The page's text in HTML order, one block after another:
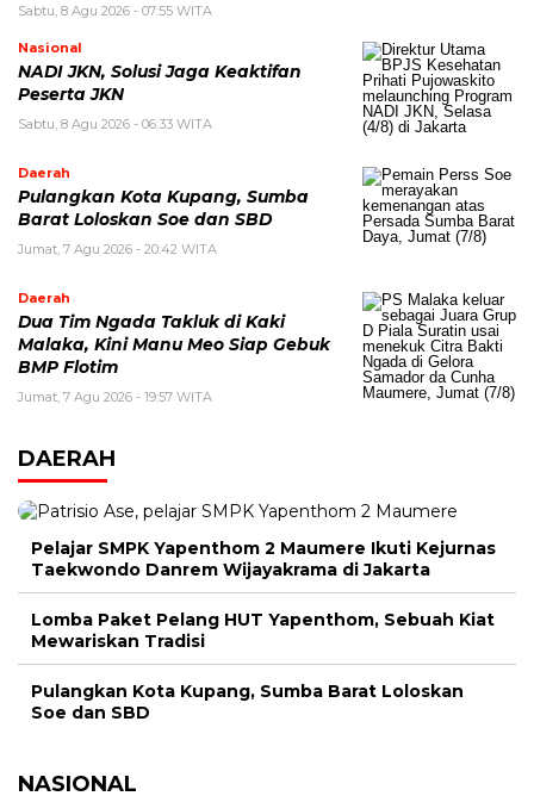
Sabtu, 8 Agu 2026 - 07:55 WITA
Nasional
NADI JKN, Solusi Jaga Keaktifan
Peserta JKN
Sabtu, 8 Agu 2026 - 06:33 WITA
Daerah
Pulangkan Kota Kupang, Sumba
Barat Loloskan Soe dan SBD
Jumat, 7 Agu 2026 - 20:42 WITA
Daerah
Dua Tim Ngada Takluk di Kaki
Malaka, Kini Manu Meo Siap Gebuk
BMP Flotim
Jumat, 7 Agu 2026 - 19:57 WITA
DAERAH
Pelajar SMPK Yapenthom 2 Maumere Ikuti Kejurnas
Taekwondo Danrem Wijayakrama di Jakarta
Lomba Paket Pelang HUT Yapenthom, Sebuah Kiat
Mewariskan Tradisi
Pulangkan Kota Kupang, Sumba Barat Loloskan
Soe dan SBD
NASIONAL